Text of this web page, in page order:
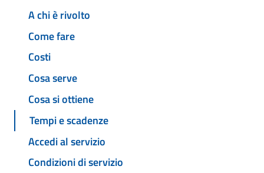
A chi è rivolto
Come fare
Costi
Cosa serve
Cosa si ottiene
Tempi e scadenze
Accedi al servizio
Condizioni di servizio